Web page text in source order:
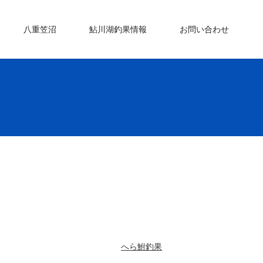
八重笠沼 鮎川湖釣果情報 お問い合わせ
へら鮒釣果